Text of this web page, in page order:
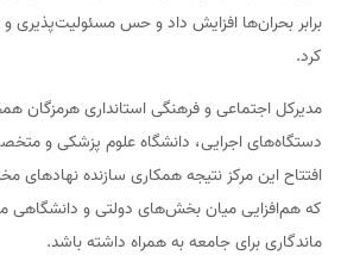
برابر بحران‌ها افزایش داد و حس مسئولیت‌پذیری
کرد.
مدیرکل اجتماعی و فرهنگی استانداری هرمزگان
دستگاه‌های اجرایی، دانشگاه علوم پزشکی و
افتتاح این مرکز نتیجه همکاری سازنده
که هم‌افزایی میان بخش‌های دولتی و دانشگاهی
ماندگاری برای جامعه به همراه داشته باشد.